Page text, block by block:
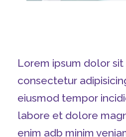
Lorem ipsum dolor sit
consectetur
eiusmod tempor
labore et dolore
enim adb minim